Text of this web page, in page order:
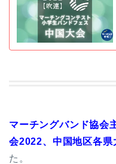
マーチングバンド協会
会2022、中国地区各県
た。